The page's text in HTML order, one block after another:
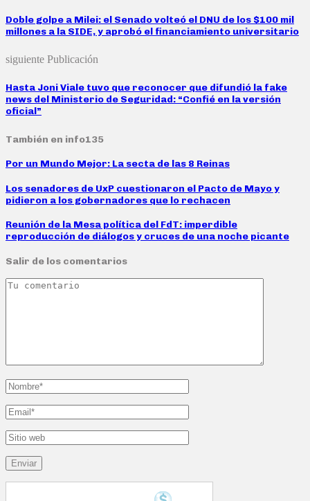
Doble golpe a Milei: el Senado volteó el DNU de los $100 mil
millones a la SIDE, y aprobó el financiamiento universitario
siguiente Publicación
Hasta Joni Viale tuvo que reconocer que difundió la fake
news del Ministerio de Seguridad: “Confié en la versión
oficial”
También en info135
Por un Mundo Mejor: La secta de las 8 Reinas
Los senadores de UxP cuestionaron el Pacto de Mayo y
pidieron a los gobernadores que lo rechacen
Reunión de la Mesa política del FdT: imperdible
reproducción de diálogos y cruces de una noche picante
Salir de los comentarios